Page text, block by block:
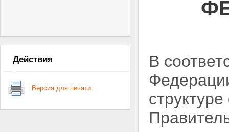
Действия
Версия для печати
В